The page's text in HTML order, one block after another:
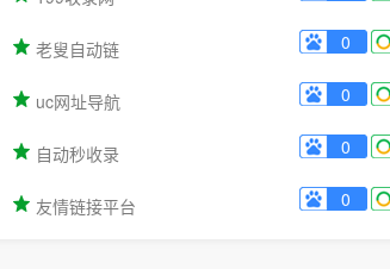
老叟自动链 0
uc网址导航 0
自动秒收录 0
友情链接平台 0